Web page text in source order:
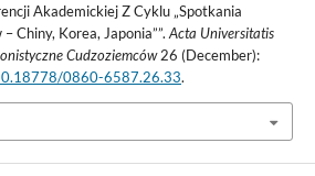
Akademickiej Z Cyklu „Spotkania
Chiny, Korea, Japonia””.Acta Universitatis
Cudzoziemców26 (December):
0860-6587.26.33.